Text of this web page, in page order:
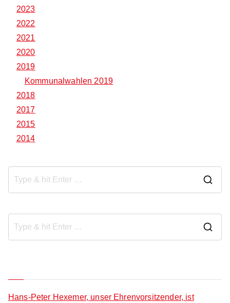
2023
2022
2021
2020
2019
Kommunalwahlen 2019
2018
2017
2015
2014
a
Hans-Peter Hexemer, unser Ehrenvorsitzender, ist